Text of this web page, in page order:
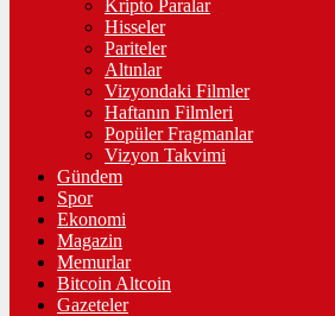
Kripto Paralar
Hisseler
Pariteler
Altınlar
Vizyondaki Filmler
Haftanın Filmleri
Popüler Fragmanlar
Vizyon Takvimi
Gündem
Spor
Ekonomi
Magazin
Memurlar
Bitcoin Altcoin
Gazeteler